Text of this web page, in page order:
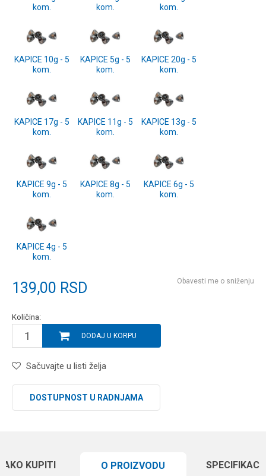
kom.
kom.
kom.
KAPICE 10g - 5
kom.
KAPICE 5g - 5
kom.
KAPICE 20g - 5
kom.
KAPICE 17g - 5
kom.
KAPICE 11g - 5
kom.
KAPICE 13g - 5
kom.
KAPICE 9g - 5
kom.
KAPICE 8g - 5
kom.
KAPICE 6g - 5
kom.
KAPICE 4g - 5
kom.
139,00 RSD Obavesti me o sniženju
Količina:
DODAJ U KORPU
Sačuvajte u listi želja
DOSTUPNOST U RADNJAMA
KUPITI O PROIZVODU